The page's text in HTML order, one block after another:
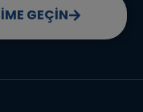
GEÇİN